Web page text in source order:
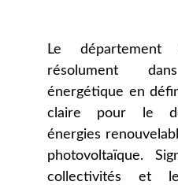
Le département
résolument
énergétique en
claire pour le
énergies
photovoltaïque.
collectivités et